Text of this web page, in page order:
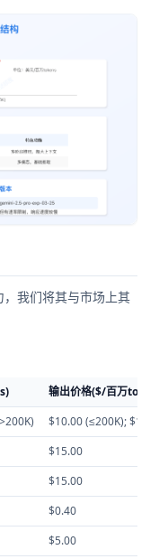
我们将其与市场上其
输出价格($/百万
$10.00 (≤200K);
$15.00
$15.00
$0.40
$5.00